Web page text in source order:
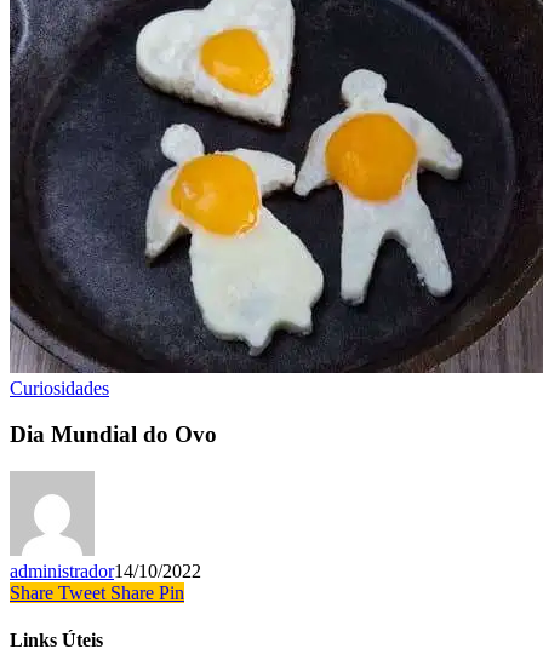
Curiosidades
Dia Mundial do Ovo
administrador14/10/2022
Share Tweet Share Pin
Links Úteis